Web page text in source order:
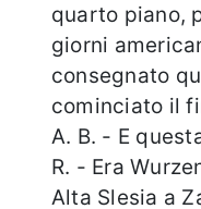
quarto piano,
giorni
consegnato
cominciato il
A. B. - E
R. - Era
Alta Slesia a